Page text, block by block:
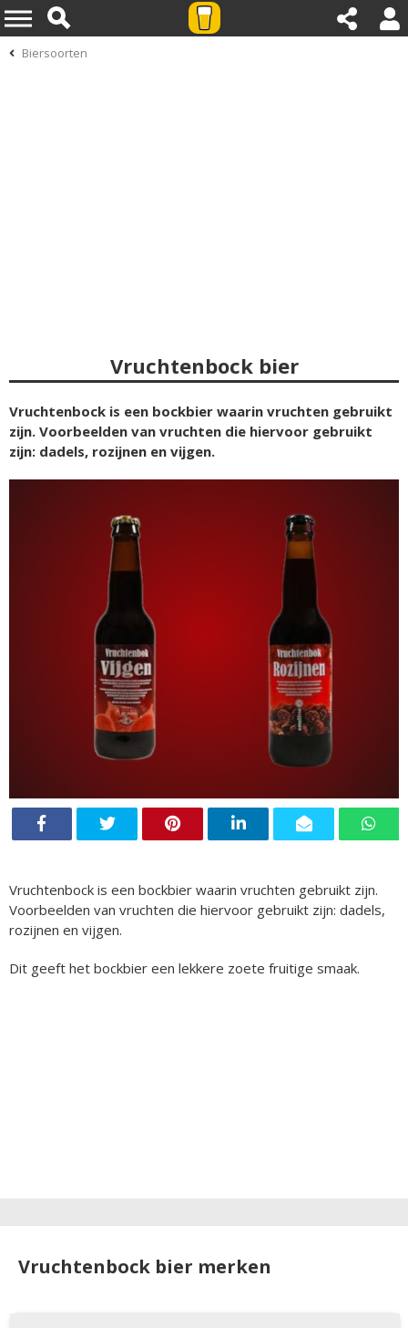
Biersoorten
Vruchtenbock bier
Vruchtenbock is een bockbier waarin vruchten gebruikt
zijn. Voorbeelden van vruchten die hiervoor gebruikt
zijn: dadels, rozijnen en vijgen.
Vruchtenbock is een bockbier waarin vruchten gebruikt zijn.
Voorbeelden van vruchten die hiervoor gebruikt zijn: dadels,
rozijnen en vijgen.
Dit geeft het bockbier een lekkere zoete fruitige smaak.
Vruchtenbock bier merken